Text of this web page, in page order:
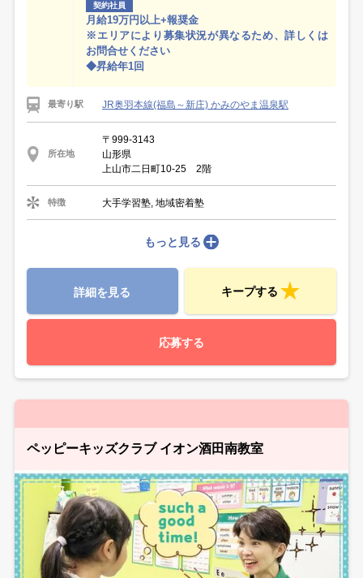
契約社員
月給19万円以上+報奨金
※エリアにより募集状況が異なるため、詳しくは
お問合せください
◆昇給年1回
最寄り駅 JR奥羽本線(福島～新庄) かみのやま温泉駅
所在地
〒999-3143
山形県
上山市二日町10-25 2階
特徴 大手学習塾, 地域密着塾
もっと見る
詳細を見る キープする
応募する
ペッピーキッズクラブ イオン酒田南教室